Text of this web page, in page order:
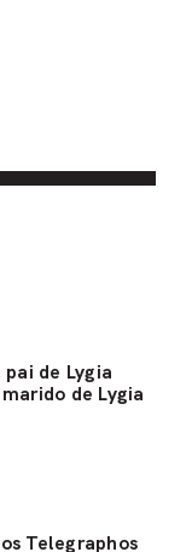
de Lygia
de Lygia
Telegraphos